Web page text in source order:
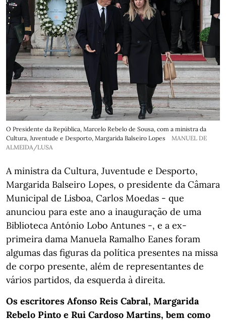
O Presidente da República, Marcelo Rebelo de Sousa, com a ministra da
Cultura, Juventude e Desporto, Margarida Balseiro Lopes
MANUEL DE
ALMEIDA/LUSA
A ministra da Cultura, Juventude e Desporto,
Margarida Balseiro Lopes, o presidente da Câmara
Municipal de Lisboa, Carlos Moedas - que
anunciou para este ano a inauguração de uma
Biblioteca António Lobo Antunes -, e a ex-
primeira dama Manuela Ramalho Eanes foram
algumas das figuras da política presentes na missa
de corpo presente, além de representantes de
vários partidos, da esquerda à direita.
Os escritores Afonso Reis Cabral, Margarida
Rebelo Pinto e Rui Cardoso Martins, bem como